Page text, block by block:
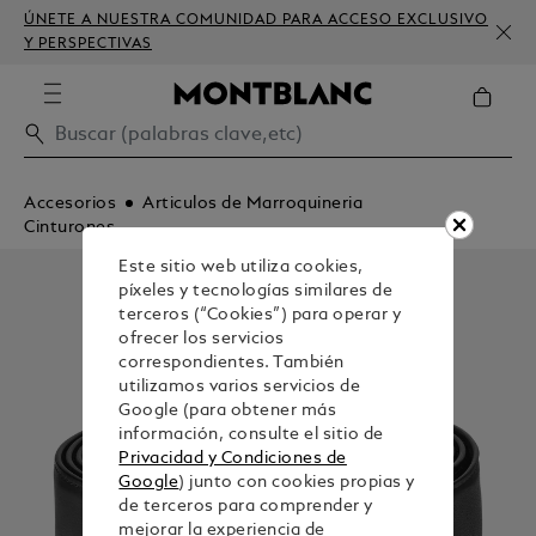
ÚNETE A NUESTRA COMUNIDAD PARA ACCESO EXCLUSIVO
Y PERSPECTIVAS
Accesorios
Articulos de Marroquineria
Cinturones
Este sitio web utiliza cookies,
píxeles y tecnologías similares de
terceros (“Cookies”) para operar y
ofrecer los servicios
correspondientes. También
utilizamos varios servicios de
Google (para obtener más
información, consulte el sitio de
Privacidad y Condiciones de
Google) junto con cookies propias y
de terceros para comprender y
mejorar la experiencia de